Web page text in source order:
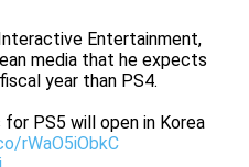
Entertainment,
media that he expects
year than PS4.
PS5 will open in Korea
rWaO5iObkC